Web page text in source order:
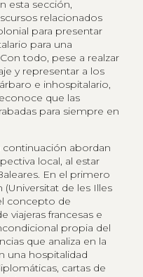
esta sección,
relacionados
para presentar
para una
todo, pese a realzar
y representar a los
e inhospitalario,
que las
para siempre en
continuación abordan
local, al estar
En el primero
de les Illes
concepto de
viajeras francesas e
propia del
que analiza en la
una hospitalidad
cartas de